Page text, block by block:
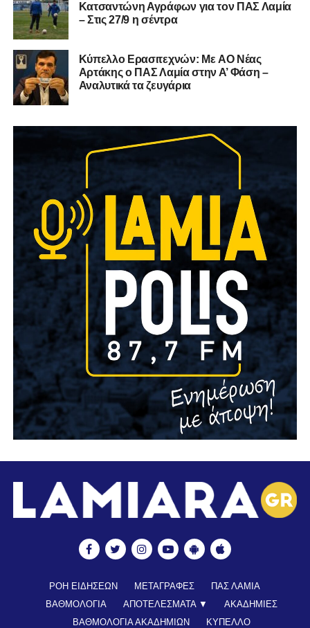
Κατσαντώνη Αγράφων για τον ΠΑΣ Λαμία
– Στις 27/9 η σέντρα
Kύπελλο Ερασιτεχνών: Με AO Nέας
Αρτάκης ο ΠΑΣ Λαμία στην Α’ Φάση –
Αναλυτικά τα ζευγάρια
ΡΟΗ ΕΙΔΗΣΕΩΝ ΜΕΤΑΓΡΑΦΕΣ
ΠΑΣ ΛΑΜΙΑ
ΒΑΘΜΟΛΟΓΙΑ
ΑΠΟΤΕΛΕΣΜΑΤΑ ▼
ΑΚΑΔΗΜΙΕΣ
ΒΑΘΜΟΛΟΓΙΑ ΑΚΑΔΗΜΙΩΝ
ΚΥΠΕΛΛΟ